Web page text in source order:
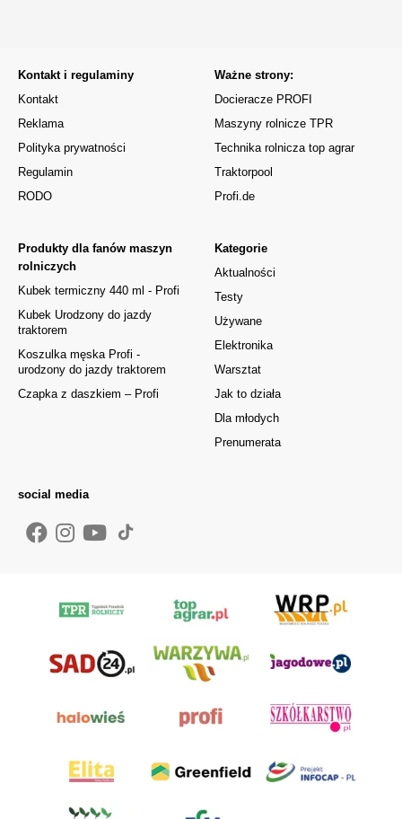
Kontakt i regulaminy
Kontakt
Reklama
Polityka prywatności
Regulamin
RODO
Kategorie
Aktualności
Testy
Używane
Elektronika
Warsztat
Jak to działa
Dla młodych
Prenumerata
Produkty dla fanów maszyn
rolniczych
Kubek termiczny 440 ml - Profi
Kubek Urodzony do jazdy
traktorem
Koszulka męska Profi -
urodzony do jazdy traktorem
Czapka z daszkiem – Profi
Ważne strony:
Docieracze PROFI
Maszyny rolnicze TPR
Technika rolnicza top agrar
Traktorpool
Profi.de
social media